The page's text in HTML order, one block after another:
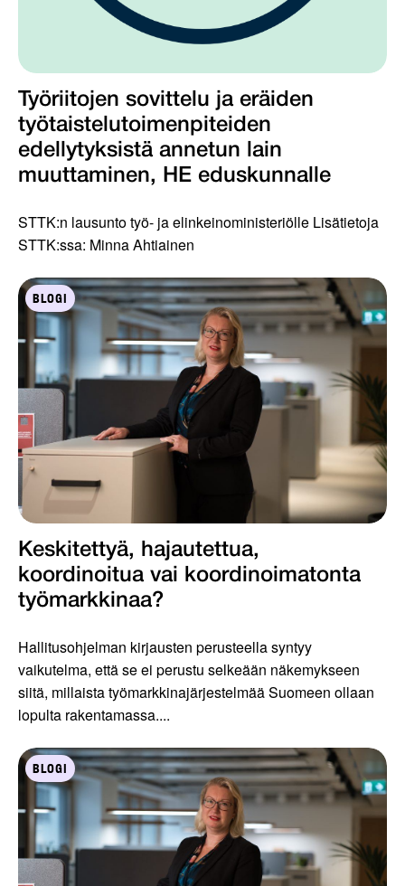
Työriitojen sovittelu ja eräiden
työtaistelutoimenpiteiden
edellytyksistä annetun lain
muuttaminen, HE eduskunnalle
STTK:n lausunto työ- ja elinkeinoministeriölle Lisätietoja
STTK:ssa: Minna Ahtiainen
BLOGI
Keskitettyä, hajautettua,
koordinoitua vai koordinoimatonta
työmarkkinaa?
Hallitusohjelman kirjausten perusteella syntyy
vaikutelma, että se ei perustu selkeään näkemykseen
siitä, millaista työmarkkinajärjestelmää Suomeen ollaan
lopulta rakentamassa....
BLOGI